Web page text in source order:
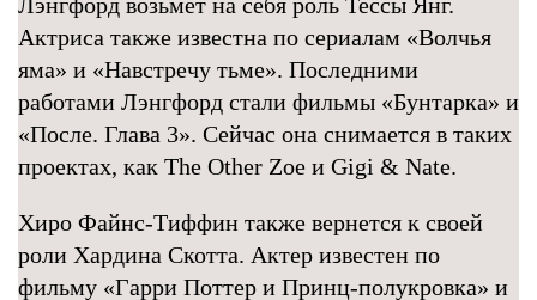
Актриса также известна по сериалам «Волчья
яма» и «Навстречу тьме». Последними
работами Лэнгфорд стали фильмы «Бунтарка» и
«После. Глава 3». Сейчас она снимается в таких
проектах, как The Other Zoe и Gigi & Nate.
Хиро Файнс-Тиффин также вернется к своей
роли Хардина Скотта. Актер известен по
фильму «Гарри Поттер и Принц-полукровка» и